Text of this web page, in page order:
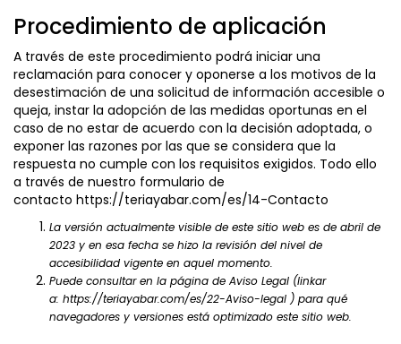
Procedimiento de aplicación
A través de este procedimiento podrá iniciar una
reclamación para conocer y oponerse a los motivos de la
desestimación de una solicitud de información accesible o
queja, instar la adopción de las medidas oportunas en el
caso de no estar de acuerdo con la decisión adoptada, o
exponer las razones por las que se considera que la
respuesta no cumple con los requisitos exigidos. Todo ello
a través de nuestro formulario de
contacto https://teriayabar.com/es/14-Contacto
La versión actualmente visible de este sitio web es de abril de
2023 y en esa fecha se hizo la revisión del nivel de
accesibilidad vigente en aquel momento.
Puede consultar en la página de Aviso Legal (linkar
a: https://teriayabar.com/es/22-Aviso-legal ) para qué
navegadores y versiones está optimizado este sitio web.